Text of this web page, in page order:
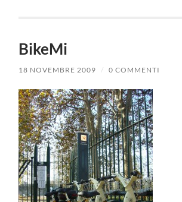
BikeMi
18 NOVEMBRE 2009 / 0 COMMENTI